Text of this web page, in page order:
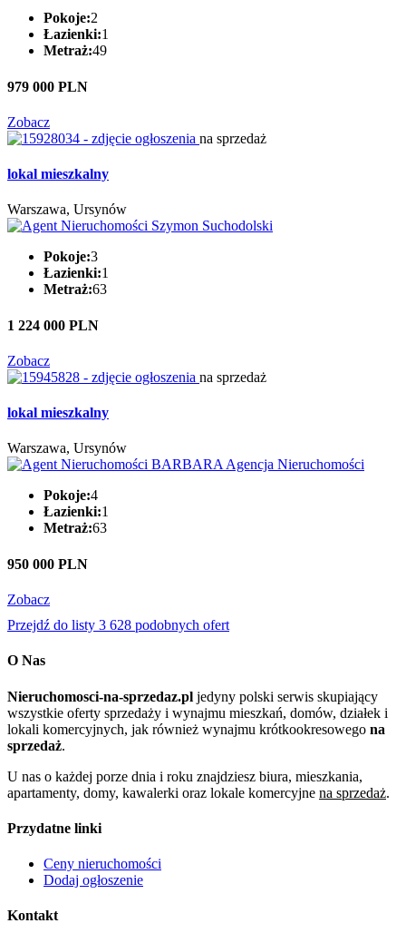
Pokoje:2
Łazienki:1
Metraż:49
979 000 PLN
Zobacz
na sprzedaż
lokal mieszkalny
Warszawa, Ursynów
Pokoje:3
Łazienki:1
Metraż:63
1 224 000 PLN
Zobacz
na sprzedaż
lokal mieszkalny
Warszawa, Ursynów
Pokoje:4
Łazienki:1
Metraż:63
950 000 PLN
Zobacz
Przejdź do listy 3 628 podobnych ofert
O Nas
Nieruchomosci-na-sprzedaz.pl jedyny polski serwis skupiający
wszystkie oferty sprzedaży i wynajmu mieszkań, domów, działek i
lokali komercyjnych, jak również wynajmu krótkookresowego na
sprzedaż.
U nas o każdej porze dnia i roku znajdziesz biura, mieszkania,
apartamenty, domy, kawalerki oraz lokale komercyjne na sprzedaż.
Przydatne linki
Ceny nieruchomości
Dodaj ogłoszenie
Kontakt